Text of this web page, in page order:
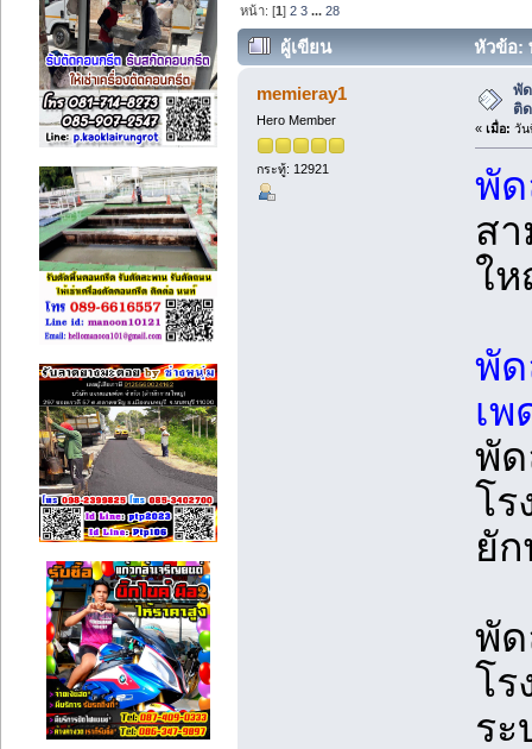
หน้า: [1]2 3 ...28
ผู้เขียน
หัวข้อ:
(อ่าน 53419 ครั้ง)
memieray1
Hero Member
กระทู้: 12921
พั
ติ
« เมื่อ: วัน
พั
ส
ให
พั
เ
พัด
โร
ยั
พั
โร
ร